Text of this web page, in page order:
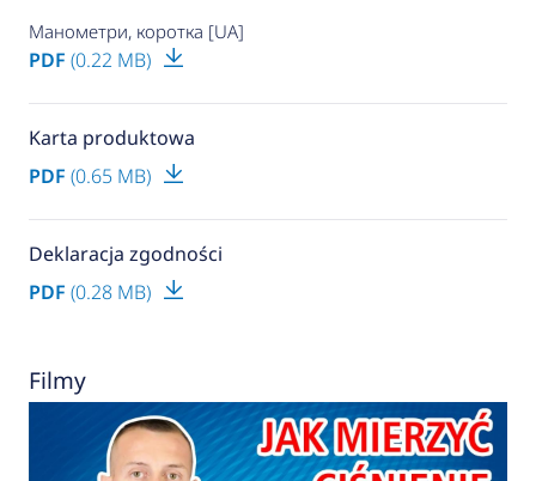
Манометри, коротка [UA]
PDF (0.22 MB)
Karta produktowa
PDF (0.65 MB)
Deklaracja zgodności
PDF (0.28 MB)
Filmy